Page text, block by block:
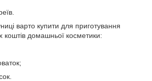
варто купити для приготування
коштів домашньої косметики: